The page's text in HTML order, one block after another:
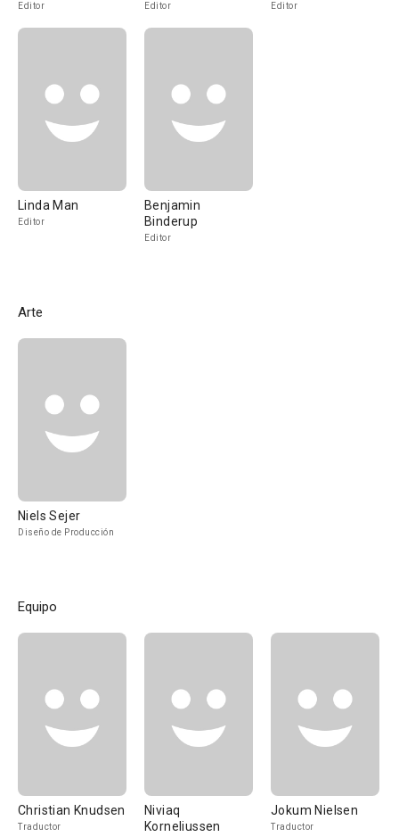
Editor Editor Editor
Linda Man
Editor
Benjamin
Binderup
Editor
Arte
Niels Sejer
Diseño de Producción
Equipo
Christian Knudsen
Traductor
Niviaq
Korneliussen
Jokum Nielsen
Traductor